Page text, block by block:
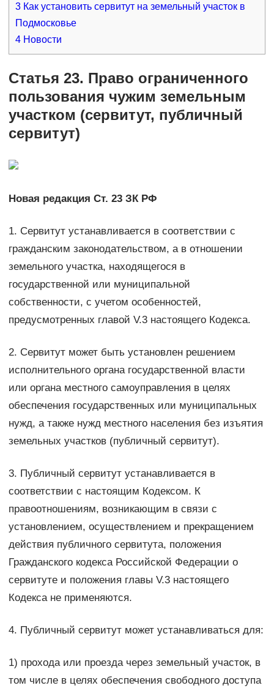
3Как установить сервитут на земельный участок в
Подмосковье
4Новости
Статья 23. Право ограниченного
пользования чужим земельным
участком (сервитут, публичный
сервитут)
Новая редакция Ст. 23 ЗК РФ
1. Сервитут устанавливается в соответствии с
гражданским законодательством, а в отношении
земельного участка, находящегося в
государственной или муниципальной
собственности, с учетом особенностей,
предусмотренных главой V.3 настоящего Кодекса.
2. Сервитут может быть установлен решением
исполнительного органа государственной власти
или органа местного самоуправления в целях
обеспечения государственных или муниципальных
нужд, а также нужд местного населения без изъятия
земельных участков (публичный сервитут).
3. Публичный сервитут устанавливается в
соответствии с настоящим Кодексом. К
правоотношениям, возникающим в связи с
установлением, осуществлением и прекращением
действия публичного сервитута, положения
Гражданского кодекса Российской Федерации о
сервитуте и положения главы V.3 настоящего
Кодекса не применяются.
4. Публичный сервитут может устанавливаться для:
1) прохода или проезда через земельный участок, в
том числе в целях обеспечения свободного доступа